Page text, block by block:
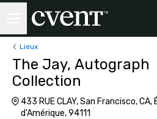
Lieux
The Jay, Autograph
Collection
433 RUE CLAY, San Francisco,
d'Amérique, 94111